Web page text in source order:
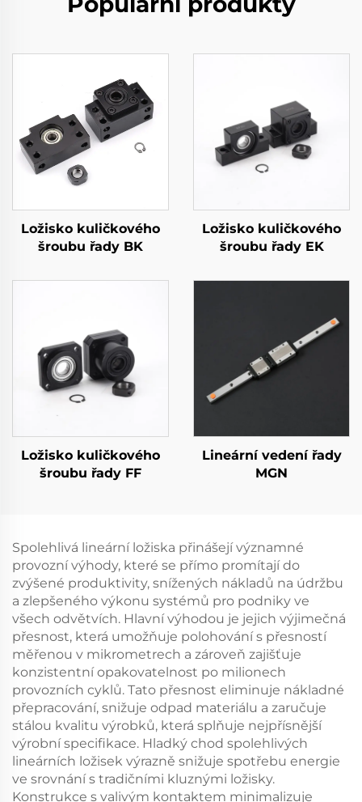
Ložisko kuličkového
šroubu řady BK
Ložisko kuličkového
šroubu řady EK
Ložisko kuličkového
šroubu řady FF
Lineární vedení řady
MGN
Spolehlivá lineární ložiska přinášejí významné
provozní výhody, které se přímo promítají do
zvýšené produktivity, snížených nákladů na údržbu
a zlepšeného výkonu systémů pro podniky ve
všech odvětvích. Hlavní výhodou je jejich výjimečná
přesnost, která umožňuje polohování s přesností
měřenou v mikrometrech a zároveň zajišťuje
konzistentní opakovatelnost po milionech
provozních cyklů. Tato přesnost eliminuje nákladné
přepracování, snižuje odpad materiálu a zaručuje
stálou kvalitu výrobků, která splňuje nejpřísnější
výrobní specifikace. Hladký chod spolehlivých
lineárních ložisek výrazně snižuje spotřebu energie
ve srovnání s tradičními kluznými ložisky.
Konstrukce s valivým kontaktem minimalizuje